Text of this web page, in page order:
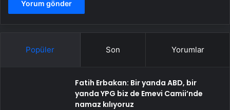
Popüler Son Yorumlar
Fatih Erbakan: Bir yanda ABD, bir
yanda YPG biz de Emevi Camii’nde
namaz kılıyoruz